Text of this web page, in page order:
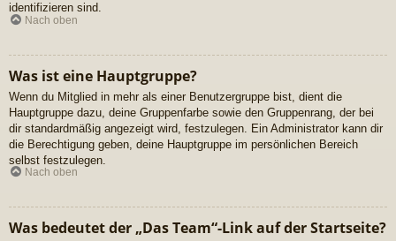
identifizieren sind.
Nach oben
Was ist eine Hauptgruppe?
Wenn du Mitglied in mehr als einer Benutzergruppe bist, dient die
Hauptgruppe dazu, deine Gruppenfarbe sowie den Gruppenrang, der bei
dir standardmäßig angezeigt wird, festzulegen. Ein Administrator kann dir
die Berechtigung geben, deine Hauptgruppe im persönlichen Bereich
selbst festzulegen.
Nach oben
Was bedeutet der „Das Team“-Link auf der Startseite?